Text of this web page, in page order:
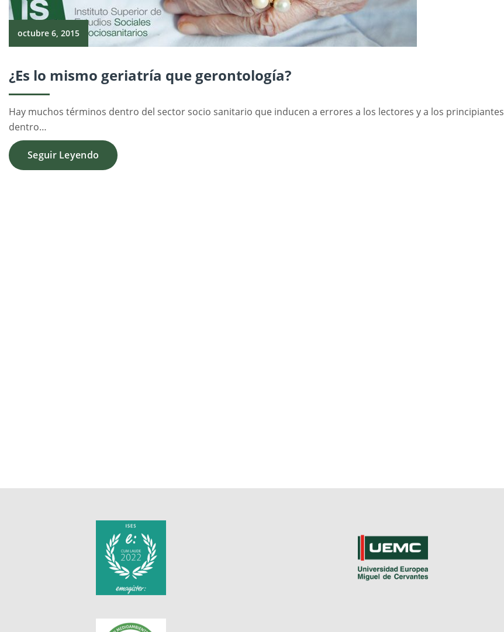
octubre 6, 2015
¿Es lo mismo geriatría que gerontología?
Hay muchos términos dentro del sector socio sanitario que inducen a errores a los lectores y a los principiantes
dentro…
Seguir Leyendo